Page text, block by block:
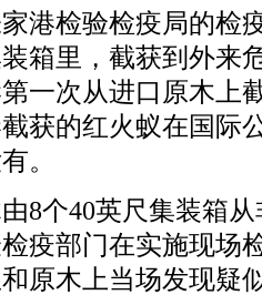
港检验检疫局的检
装箱里，截获到外
一次从进口原木上
获的红火蚁在国际
。
8个40英尺集装箱
疫部门在实施现场
原木上当场发现疑